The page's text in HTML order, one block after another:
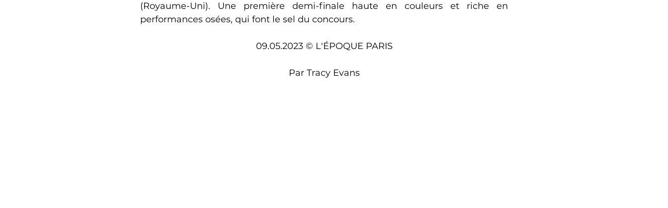
(Royaume-Uni). Une première demi-finale haute en couleurs et riche en
performances osées, qui font le sel du concours.
09.05.2023 © L'ÉPOQUE PARIS
Par Tracy Evans